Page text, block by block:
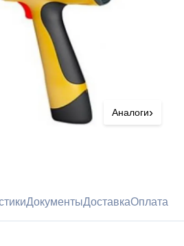
Аналоги›
ДокументыДоставкаОплата